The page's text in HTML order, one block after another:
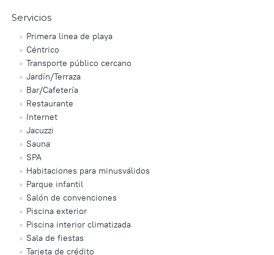
Servicios
Primera linea de playa
Céntrico
Transporte público cercano
Jardín/Terraza
Bar/Cafetería
Restaurante
Internet
Jacuzzi
Sauna
SPA
Habitaciones para minusválidos
Parque infantil
Salón de convenciones
Piscina exterior
Piscina interior climatizada
Sala de fiestas
Tarjeta de crédito